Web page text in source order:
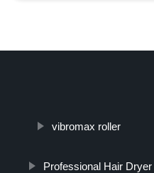
vibromax roller
Professional Hair Dryer